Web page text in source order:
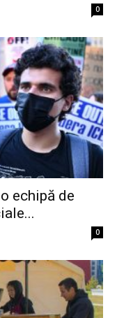
0
echipă de
0